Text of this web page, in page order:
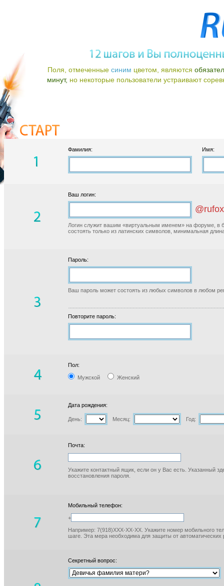
Поля, отмеченные синим цветом, являются
минут, но некоторые пользователи устраивают
Фамилия: Имя:
Ваш логин:
Логин служит вашим «виртуальным именем» на форуме, в
состоять только из латинских символов, минимальная
Пароль:
Ваш пароль может состоять из любых символов в любом
Повторите пароль:
Пол:
Мужской Женский
Дата рождения:
День: Месяц: Год:
Почта:
Укажите контактный ящик, если он у Вас есть. Указанный
восстановления пароля.
Мобильный телефон:
+
Например: 7(918)XXX-XX-XX. Укажите номер мобильного
шаге. Эта мера необходима для защиты от автоматических
Секретный вопрос: